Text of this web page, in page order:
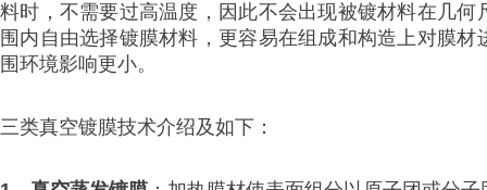
料时，不需要过高温度，因此不会出现被镀材料在几
围内自由选择镀膜材料，更容易在组成和构造上对膜
围环境影响更小。
三类真空镀膜技术介绍及如下：